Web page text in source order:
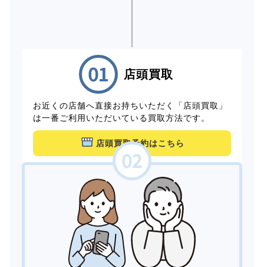
店頭買取
お近くの店舗へ直接お持ちいただく「店頭買取」
は一番ご利用いただいている買取方法です。
店頭買取予約はこちら